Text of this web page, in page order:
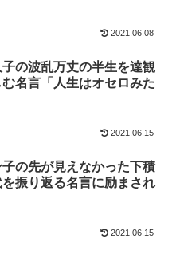
2021.06.08
の波乱万丈の半生を達観
む名言「人生はオセロみた
2021.06.15
子の先が見えなかった下積
振り返る名言に励まされ
2021.06.15